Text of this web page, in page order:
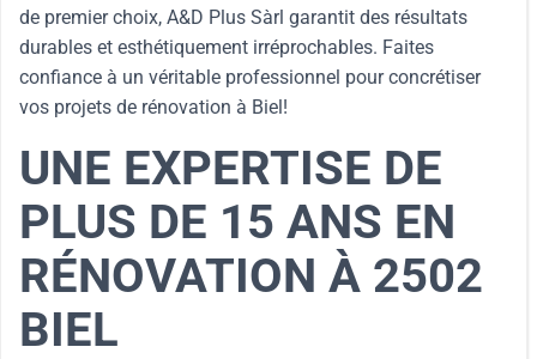
de premier choix, A&D Plus Sàrl garantit des résultats
durables et esthétiquement irréprochables. Faites
confiance à un véritable professionnel pour concrétiser
vos projets de rénovation à Biel!
UNE EXPERTISE DE
PLUS DE 15 ANS EN
RÉNOVATION À 2502
BIEL